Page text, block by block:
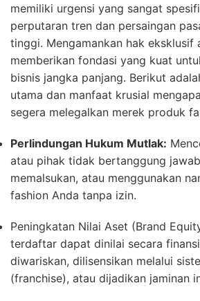
memiliki urgensi yang sangat
perputaran tren dan persaingan
tinggi. Mengamankan hak eksklusif
memberikan fondasi yang kuat
bisnis jangka panjang. Berikut
utama dan manfaat krusial
segera melegalkan merek produk
Perlindungan Hukum Mutlak:
atau pihak tidak bertanggung
memalsukan, atau menggunakan
fashion Anda tanpa izin.
Peningkatan Nilai Aset (Brand
terdaftar dapat dinilai secara
diwariskan, dilisensikan melalui
(franchise), atau dijadikan jaminan